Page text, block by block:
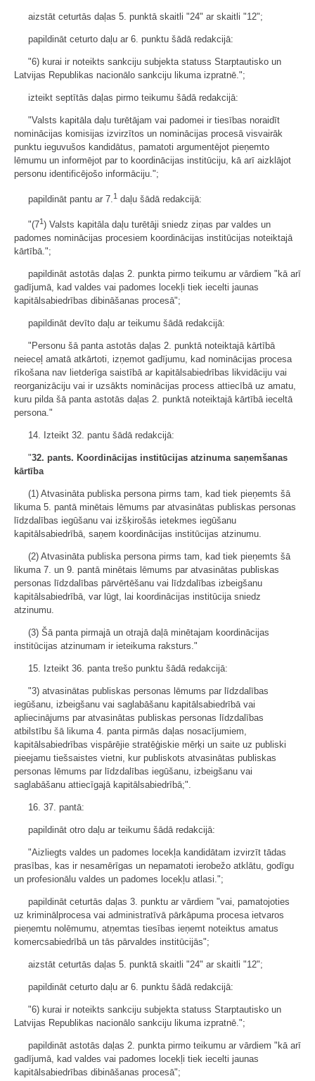
aizstāt ceturtās daļas 5. punktā skaitli "24" ar skaitli "12";
papildināt ceturto daļu ar 6. punktu šādā redakcijā:
"6) kurai ir noteikts sankciju subjekta statuss Starptautisko un
Latvijas Republikas nacionālo sankciju likuma izpratnē.";
izteikt septītās daļas pirmo teikumu šādā redakcijā:
"Valsts kapitāla daļu turētājam vai padomei ir tiesības noraidīt
nominācijas komisijas izvirzītos un nominācijas procesā visvairāk
punktu ieguvušos kandidātus, pamatoti argumentējot pieņemto
lēmumu un informējot par to koordinācijas institūciju, kā arī aizklājot
personu identificējošo informāciju.";
papildināt pantu ar 7. 1 daļu šādā redakcijā:
"(71) Valsts kapitāla daļu turētāji sniedz ziņas par valdes un
padomes nominācijas procesiem koordinācijas institūcijas noteiktajā
kārtībā.";
papildināt astotās daļas 2. punkta pirmo teikumu ar vārdiem "kā arī
gadījumā, kad valdes vai padomes locekļi tiek iecelti jaunas
kapitālsabiedrības dibināšanas procesā";
papildināt devīto daļu ar teikumu šādā redakcijā:
"Personu šā panta astotās daļas 2. punktā noteiktajā kārtībā
neieceļ amatā atkārtoti, izņemot gadījumu, kad nominācijas procesa
rīkošana nav lietderīga saistībā ar kapitālsabiedrības likvidāciju vai
reorganizāciju vai ir uzsākts nominācijas process attiecībā uz amatu,
kuru pilda šā panta astotās daļas 2. punktā noteiktajā kārtībā ieceltā
persona."
14. Izteikt 32. pantu šādā redakcijā:
"32. pants. Koordinācijas institūcijas atzinuma saņemšanas
kārtība
(1) Atvasināta publiska persona pirms tam, kad tiek pieņemts šā
likuma 5. pantā minētais lēmums par atvasinātas publiskas personas
līdzdalības iegūšanu vai izšķirošās ietekmes iegūšanu
kapitālsabiedrībā, saņem koordinācijas institūcijas atzinumu.
(2) Atvasināta publiska persona pirms tam, kad tiek pieņemts šā
likuma 7. un 9. pantā minētais lēmums par atvasinātas publiskas
personas līdzdalības pārvērtēšanu vai līdzdalības izbeigšanu
kapitālsabiedrībā, var lūgt, lai koordinācijas institūcija sniedz
atzinumu.
(3) Šā panta pirmajā un otrajā daļā minētajam koordinācijas
institūcijas atzinumam ir ieteikuma raksturs."
15. Izteikt 36. panta trešo punktu šādā redakcijā:
"3) atvasinātas publiskas personas lēmums par līdzdalības
iegūšanu, izbeigšanu vai saglabāšanu kapitālsabiedrībā vai
apliecinājums par atvasinātas publiskas personas līdzdalības
atbilstību šā likuma 4. panta pirmās daļas nosacījumiem,
kapitālsabiedrības vispārējie stratēģiskie mērķi un saite uz publiski
pieejamu tiešsaistes vietni, kur publiskots atvasinātas publiskas
personas lēmums par līdzdalības iegūšanu, izbeigšanu vai
saglabāšanu attiecīgajā kapitālsabiedrībā;".
16. 37. pantā:
papildināt otro daļu ar teikumu šādā redakcijā:
"Aizliegts valdes un padomes locekļa kandidātam izvirzīt tādas
prasības, kas ir nesamērīgas un nepamatoti ierobežo atklātu, godīgu
un profesionālu valdes un padomes locekļu atlasi.";
papildināt ceturtās daļas 3. punktu ar vārdiem "vai, pamatojoties
uz kriminālprocesa vai administratīvā pārkāpuma procesa ietvaros
pieņemtu nolēmumu, atņemtas tiesības ieņemt noteiktus amatus
komercsabiedrībā un tās pārvaldes institūcijās";
aizstāt ceturtās daļas 5. punktā skaitli "24" ar skaitli "12";
papildināt ceturto daļu ar 6. punktu šādā redakcijā:
"6) kurai ir noteikts sankciju subjekta statuss Starptautisko un
Latvijas Republikas nacionālo sankciju likuma izpratnē.";
papildināt astotās daļas 2. punkta pirmo teikumu ar vārdiem "kā arī
gadījumā, kad valdes vai padomes locekļi tiek iecelti jaunas
kapitālsabiedrības dibināšanas procesā";